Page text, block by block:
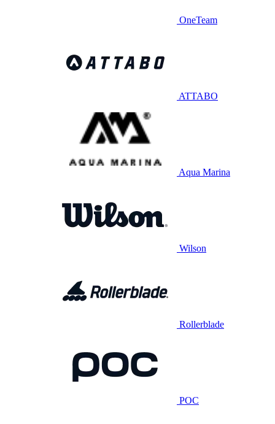
OneTeam
ATTABO
Aqua Marina
Wilson
Rollerblade
POC